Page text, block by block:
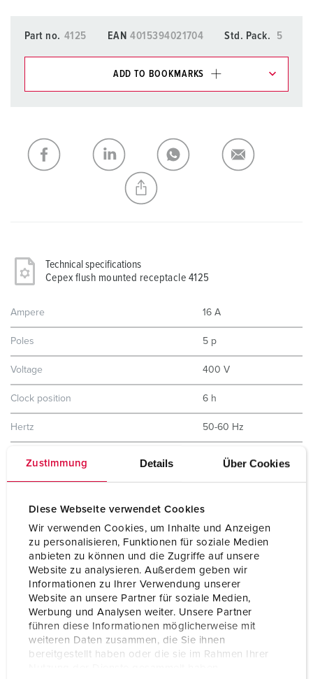
Zustimmung Details Über Cookies
Diese Webseite verwendet Cookies
Wir verwenden Cookies, um Inhalte und Anzeigen
zu personalisieren, Funktionen für soziale Medien
anbieten zu können und die Zugriffe auf unsere
Website zu analysieren. Außerdem geben wir
Informationen zu Ihrer Verwendung unserer
Website an unsere Partner für soziale Medien,
Werbung und Analysen weiter. Unsere Partner
führen diese Informationen möglicherweise mit
weiteren Daten zusammen, die Sie ihnen
bereitgestellt haben oder die sie im Rahmen Ihrer
Part no. 4125 EAN 4015394021704 Std. Pack. 5
ADD TO BOOKMARKS
My list ADD
CREATE A NEW LIST
Technical specifications
Cepex flush mounted receptacle 4125
Ampere 16 A
Poles 5 p
Voltage 400 V
Clock position 6 h
Hertz 50-60 Hz
Shutter No
Weight 278 g
Certifications
EAC
CQC